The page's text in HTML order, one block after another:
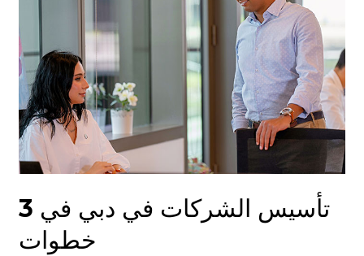
تأسيس الشركات في دبي في 3
خطوات
في
3
خطوات